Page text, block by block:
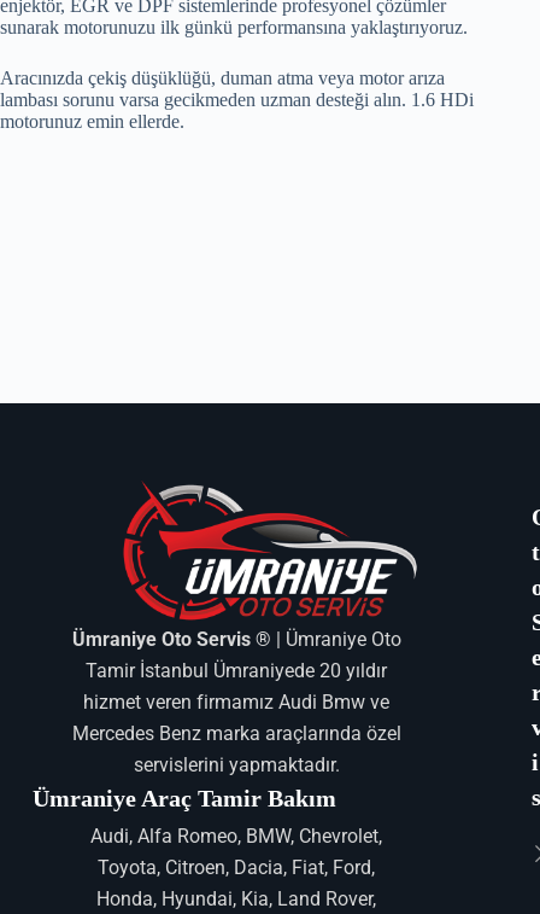
enjektör, EGR ve DPF sistemlerinde profesyonel çözümler
sunarak motorunuzu ilk günkü performansına yaklaştırıyoruz.
Aracınızda çekiş düşüklüğü, duman atma veya motor arıza
lambası sorunu varsa gecikmeden uzman desteği alın. 1.6 HDi
motorunuz emin ellerde.
Ümraniye Oto Servis ® | Ümraniye Oto
Tamir İstanbul Ümraniyede 20 yıldır
hizmet veren firmamız Audi Bmw ve
Mercedes Benz marka araçlarında özel
servislerini yapmaktadır.
Ümraniye Araç Tamir Bakım
Audi, Alfa Romeo, BMW, Chevrolet,
Toyota, Citroen, Dacia, Fiat, Ford,
Honda, Hyundai, Kia, Land Rover,
t
i